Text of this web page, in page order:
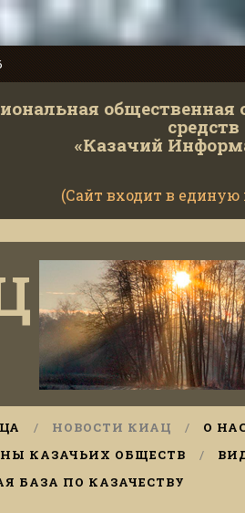
общественная
«Казачий
(Сайт входит в
НОВОСТИ КИАЦ
О
КАЗАЧЬИХ ОБЩЕСТВ
БАЗА ПО КАЗАЧЕСТВУ